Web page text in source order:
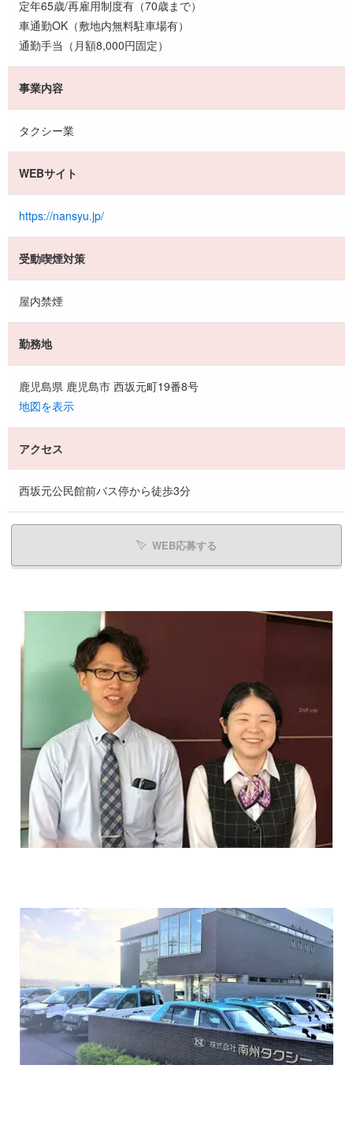
定年65歳/再雇用制度有（70歳まで）
車通勤OK（敷地内無料駐車場有）
通勤手当（月額8,000円固定）
事業内容
タクシー業
WEBサイト
https://nansyu.jp/
受動喫煙対策
屋内禁煙
勤務地
鹿児島県 鹿児島市 西坂元町19番8号
地図を表示
アクセス
西坂元公民館前バス停から徒歩3分
WEB応募する